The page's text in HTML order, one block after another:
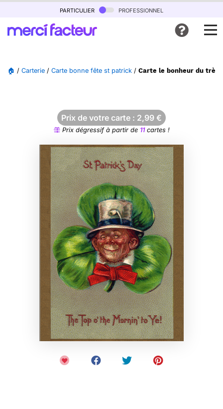
particulier professionnel
🏠 / Carterie / Carte bonne fête st patrick / Carte le bonheur du
Prix de votre carte : 2,99 €
Prix dégressif à partir de 11cartes !